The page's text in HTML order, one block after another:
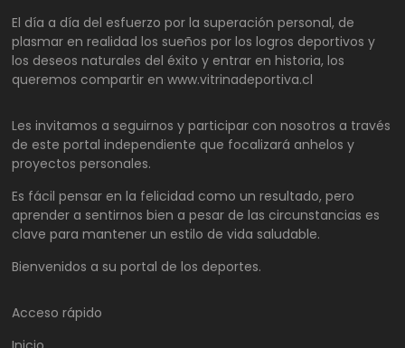
El día a día del esfuerzo por la superación personal, de
plasmar en realidad los sueños por los logros deportivos y
los deseos naturales del éxito y entrar en historia, los
queremos compartir en www.vitrinadeportiva.cl
Les invitamos a seguirnos y participar con nosotros a través
de este portal independiente que focalizará anhelos y
proyectos personales.
Es fácil pensar en la felicidad como un resultado, pero
aprender a sentirnos bien a pesar de las circunstancias es
clave para mantener un estilo de vida saludable.
Bienvenidos a su portal de los deportes.
Acceso rápido